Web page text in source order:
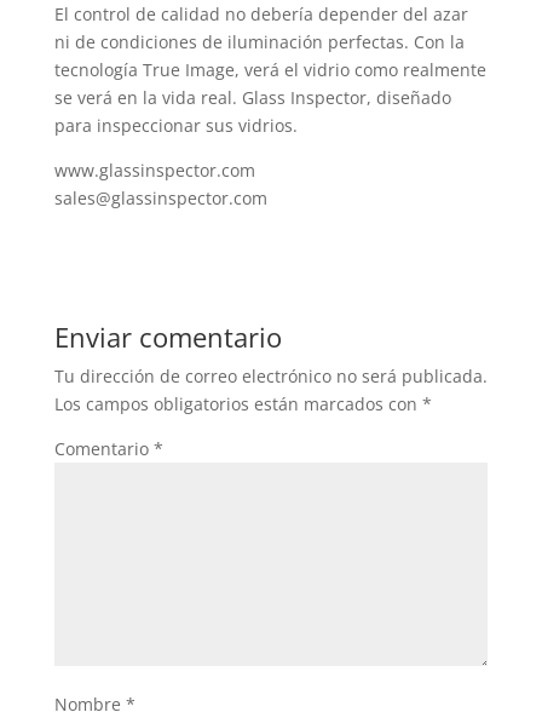
El control de calidad no debería depender del azar
ni de condiciones de iluminación perfectas. Con la
tecnología True Image, verá el vidrio como realmente
se verá en la vida real. Glass Inspector, diseñado
para inspeccionar sus vidrios.
www.glassinspector.com
sales@glassinspector.com
Enviar comentario
Tu dirección de correo electrónico no será publicada.
Los campos obligatorios están marcados con *
Comentario *
Nombre *